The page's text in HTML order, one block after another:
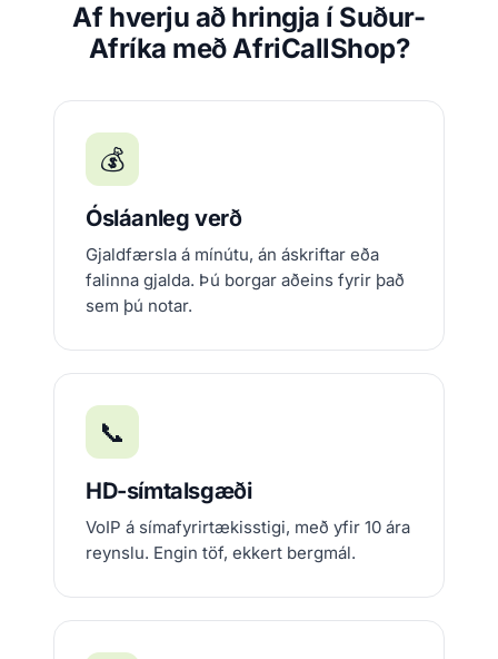
Af hverju að hringja í Suður-
Afríka með AfriCallShop?
💰
Ósláanleg verð
Gjaldfærsla á mínútu, án áskriftar eða
falinna gjalda. Þú borgar aðeins fyrir það
sem þú notar.
📞
HD-símtalsgæði
VoIP á símafyrirtækisstigi, með yfir 10 ára
reynslu. Engin töf, ekkert bergmál.